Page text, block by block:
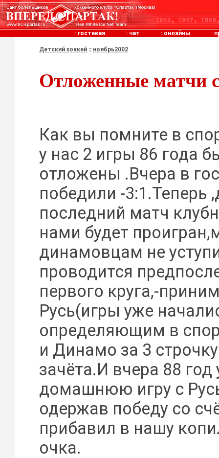
: гостевая : чат : онлайны :
Детский хоккей :: ноябрь2002
Отложенные матчи
Как вы помните в
у нас 2 игры 86 года
отложены .Вчера в
победили -3:1.Теперь
последний матч
нами будет
динамовцам не
проводится
первого круга,-
Русь(игры уже
определяющим в
и Динамо за 3
зачёта.И вчера 88
домашнюю игру с
одержав победу со
прибавил в нашу
очка.